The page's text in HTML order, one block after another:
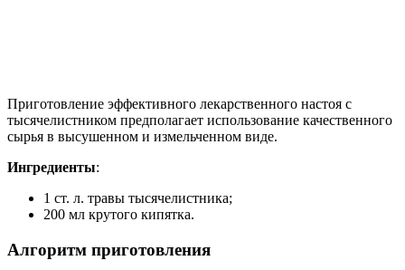
Приготовление эффективного лекарственного настоя с
тысячелистником предполагает использование качественного
сырья в высушенном и измельченном виде.
Ингредиенты:
1 ст. л. травы тысячелистника;
200 мл крутого кипятка.
Алгоритм приготовления